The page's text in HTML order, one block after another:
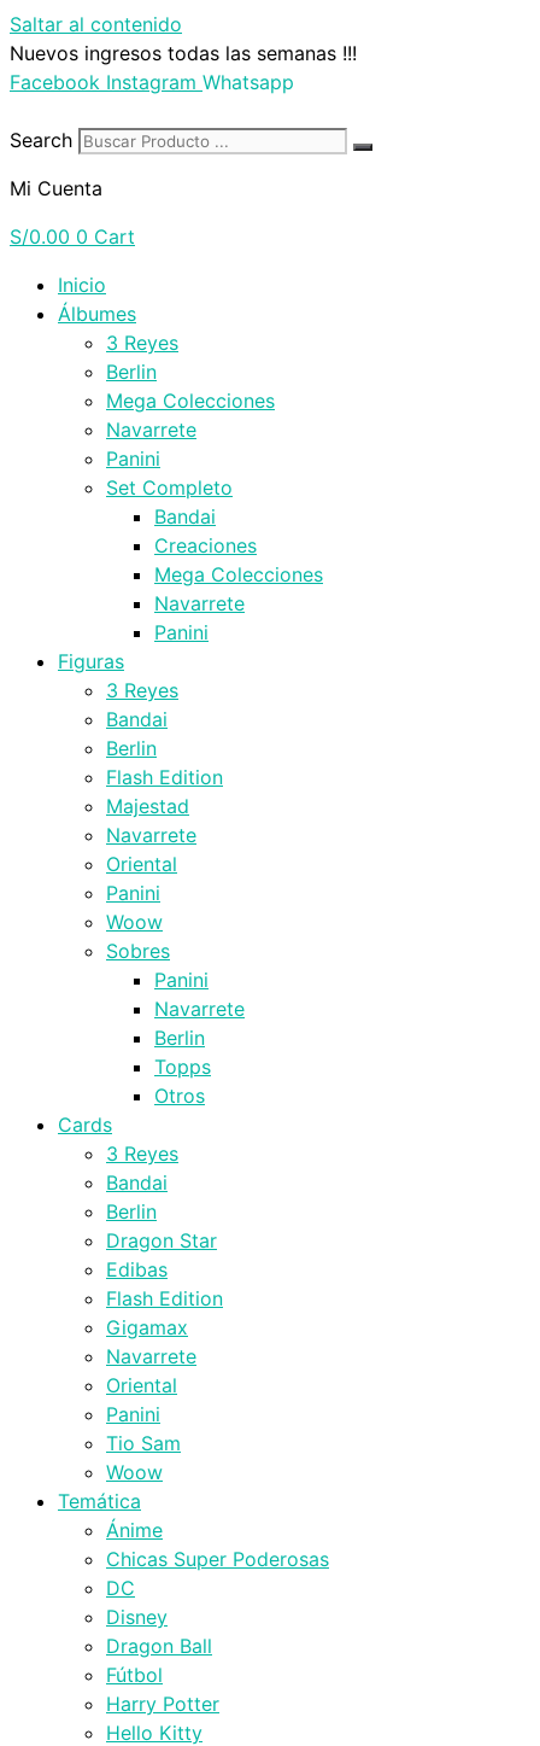
Saltar al contenido
Nuevos ingresos todas las semanas !!!
Facebook Instagram Whatsapp
Search
Mi Cuenta
S/0.00 0 Cart
Inicio
Álbumes
3 Reyes
Berlin
Mega Colecciones
Navarrete
Panini
Set Completo
Bandai
Creaciones
Mega Colecciones
Navarrete
Panini
Figuras
3 Reyes
Bandai
Berlin
Flash Edition
Majestad
Navarrete
Oriental
Panini
Woow
Sobres
Panini
Navarrete
Berlin
Topps
Otros
Cards
3 Reyes
Bandai
Berlin
Dragon Star
Edibas
Flash Edition
Gigamax
Navarrete
Oriental
Panini
Tio Sam
Woow
Temática
Ánime
Chicas Super Poderosas
DC
Disney
Dragon Ball
Fútbol
Harry Potter
Hello Kitty